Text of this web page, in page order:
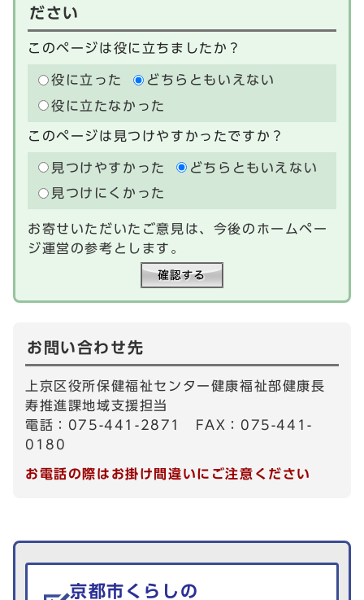
ださい
このページは役に立ちましたか？
役に立った
どちらともいえない
役に立たなかった
このページは見つけやすかったですか？
見つけやすかった
どちらともいえない
見つけにくかった
お寄せいただいたご意見は、今後のホームペー
ジ運営の参考とします。
お問い合わせ先
上京区役所保健福祉センター健康福祉部健康長
寿推進課地域支援担当
電話：075-441-2871 FAX：075-441-
0180
お電話の際はお掛け間違いにご注意ください
生活情報を探す
京都市くらしの